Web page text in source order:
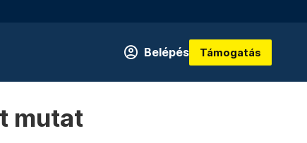
Belépés Támogatás
mutat